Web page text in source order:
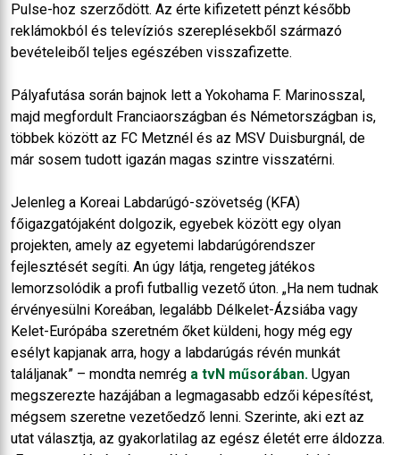
Pulse-hoz szerződött. Az érte kifizetett pénzt később
reklámokból és televíziós szereplésekből származó
bevételeiből teljes egészében visszafizette.
Pályafutása során bajnok lett a Yokohama F. Marinosszal,
majd megfordult Franciaországban és Németországban is,
többek között az FC Metznél és az MSV Duisburgnál, de
már sosem tudott igazán magas szintre visszatérni.
Jelenleg a Koreai Labdarúgó-szövetség (KFA)
főigazgatójaként dolgozik, egyebek között egy olyan
projekten, amely az egyetemi labdarúgórendszer
fejlesztését segíti. An úgy látja, rengeteg játékos
lemorzsolódik a profi futballig vezető úton. „Ha nem tudnak
érvényesülni Koreában, legalább Délkelet-Ázsiába vagy
Kelet-Európába szeretném őket küldeni, hogy még egy
esélyt kapjanak arra, hogy a labdarúgás révén munkát
találjanak” – mondta nemrég a tvN műsorában. Ugyan
megszerezte hazájában a legmagasabb edzői képesítést,
mégsem szeretne vezetőedző lenni. Szerinte, aki ezt az
utat választja, az gyakorlatilag az egész életét erre áldozza.